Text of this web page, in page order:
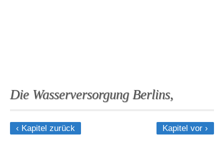
Die Wasserversorgung Berlins,
‹ Kapitel zurück Kapitel vor ›